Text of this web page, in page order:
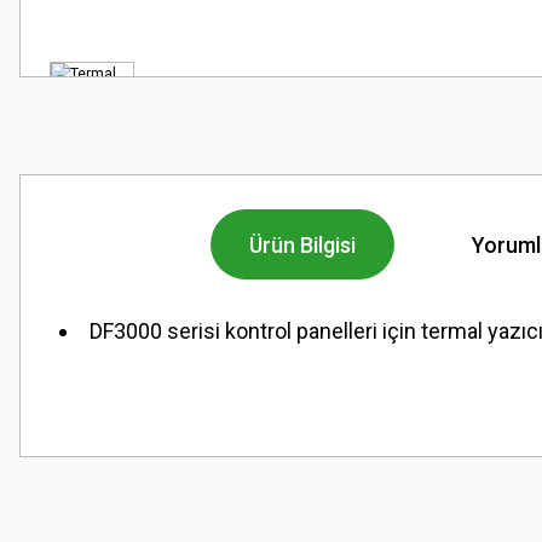
Ürün Bilgisi
DF3000 serisi kontrol panelleri için termal yazıcı
Görüş ve önerileriniz için teşekkür ederiz.